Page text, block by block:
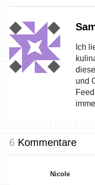
Ich
und
6 Kommentare
Nicole